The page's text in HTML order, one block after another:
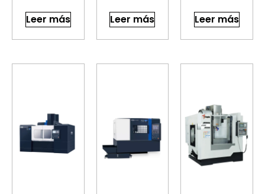
Leer más
Leer más
Leer más